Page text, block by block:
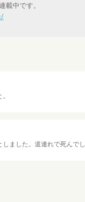
載中です。
ました。道連れで死んで